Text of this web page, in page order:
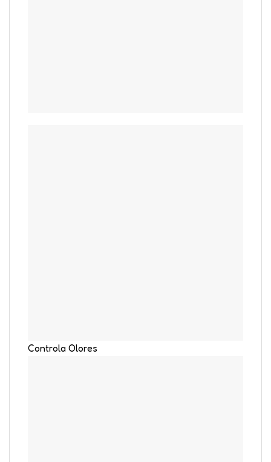
Controla Olores